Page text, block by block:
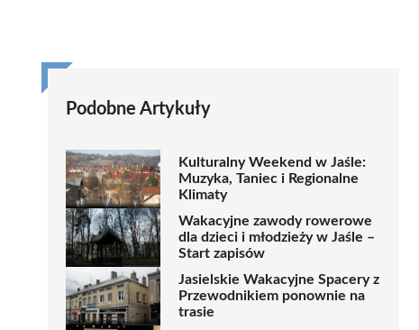
Podobne Artykuły
Kulturalny Weekend w Jaśle:
Muzyka, Taniec i Regionalne
Klimaty
Wakacyjne zawody rowerowe
dla dzieci i młodzieży w Jaśle –
Start zapisów
Jasielskie Wakacyjne Spacery z
Przewodnikiem ponownie na
trasie